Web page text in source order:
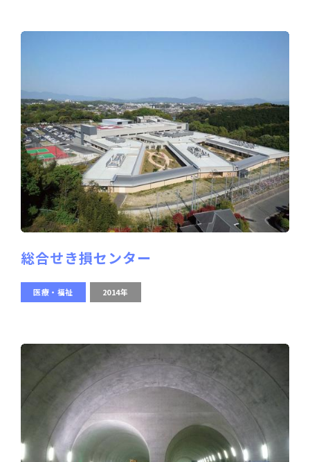
総合せき損センター
医療・福祉 2014年